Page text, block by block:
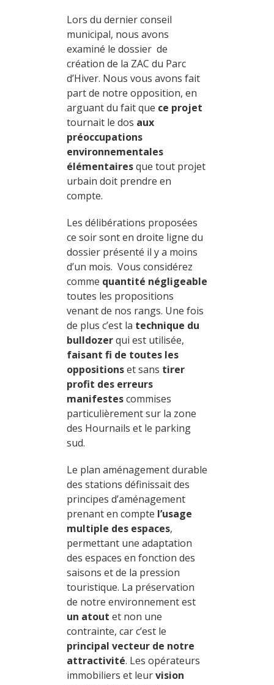
Lors du dernier conseil
municipal, nous avons
examiné le dossier de
création de la ZAC du Parc
d’Hiver. Nous vous avons fait
part de notre opposition, en
arguant du fait que ce projet
tournait le dos aux
préoccupations
environnementales
élémentairesque tout projet
urbain doit prendre en
compte.
Les délibérations proposées
ce soir sont en droite ligne du
dossier présenté il y a moins
d’un mois. Vous considérez
comme quantité négligeable
toutes les propositions
venant de nos rangs. Une fois
de plus c’est la technique du
bulldozerqui est utilisée,
faisant fi de toutes les
oppositionset sans tirer
profit des erreurs
manifestescommises
particulièrement sur la zone
des Hournails et le parking
sud.
Le plan aménagement durable
des stations définissait des
principes d’aménagement
prenant en compte l’usage
multiple des espaces,
permettant une adaptation
des espaces en fonction des
saisons et de la pression
touristique. La préservation
de notre environnement est
un atout et non une
contrainte, car c’est le
principal vecteur de notre
attractivité. Les opérateurs
immobiliers et leurvision